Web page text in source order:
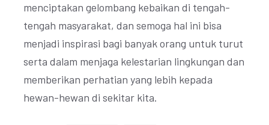
menciptakan gelombang kebaikan di tengah-
tengah masyarakat, dan semoga hal ini bisa
menjadi inspirasi bagi banyak orang untuk turut
serta dalam menjaga kelestarian lingkungan dan
memberikan perhatian yang lebih kepada
hewan-hewan di sekitar kita.